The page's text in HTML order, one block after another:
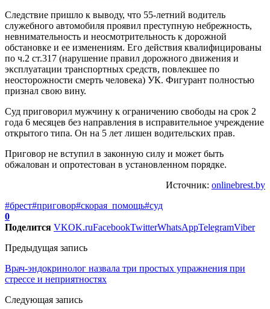
Следствие пришло к выводу, что 55-летний водитель
служебного автомобиля проявил преступную небрежность,
невнимательность и неосмотрительность к дорожной
обстановке и ее изменениям. Его действия квалифицированы
по ч.2 ст.317 (нарушение правил дорожного движения и
эксплуатации транспортных средств, повлекшее по
неосторожности смерть человека) УК. Фигурант полностью
признал свою вину.
Суд приговорил мужчину к ограничению свободы на срок 2
года 6 месяцев без направления в исправительное учреждение
открытого типа. Он на 5 лет лишен водительских прав.
Приговор не вступил в законную силу и может быть
обжалован и опротестован в установленном порядке.
Источник: onlinebrest.by
#брест#приговор#скорая_помощь#суд
0
Поделится VKOK.ruFacebookTwitterWhatsAppTelegramViber
Предыдущая запись
Врач-эндокринолог назвала три простых упражнения при
стрессе и неприятностях
Следующая запись